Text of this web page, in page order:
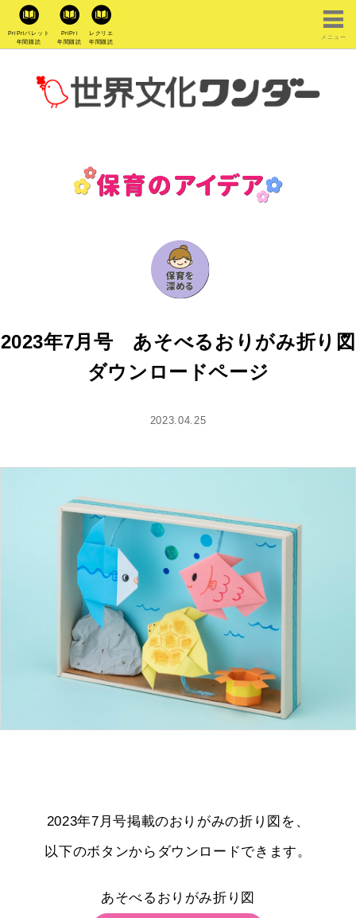
PriPriパレット
年間購読
PriPri
年間購読
レクリエ
年間購読
メニュー
2023年7月号 あそべるおりがみ折り図
ダウンロードページ
2023.04.25
2023年7月号掲載のおりがみの折り図を、
以下のボタンからダウンロードできます。
あそべるおりがみ折り図